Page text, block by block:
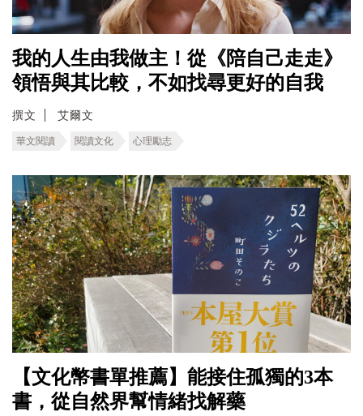
我的人生由我做主！從《陪自己走走》
領悟與其比較，不如找尋更好的自我
撰文 艾爾文
華文閱讀 閱讀文化 心理勵志
【文化幣書單推薦】能接住孤獨的3本
書，從自然界幫情緒找解藥